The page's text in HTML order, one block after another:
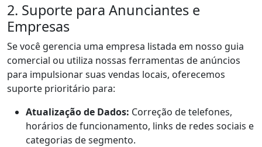
2. Suporte para Anunciantes e
Empresas
Se você gerencia uma empresa listada em nosso guia
comercial ou utiliza nossas ferramentas de anúncios
para impulsionar suas vendas locais, oferecemos
suporte prioritário para:
Atualização de Dados: Correção de telefones,
horários de funcionamento, links de redes sociais e
categorias de segmento.